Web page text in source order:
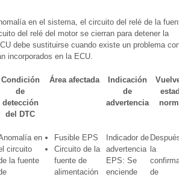
en el sistema, el circuito del relé de la fuente
del relé del motor se cierran para detener la
debe sustituirse cuando existe un problema con
incorporados en la ECU.
Condición
de
detección
del DTC
Área afectada
Indicación
de
advertencia
Vuelve
estado
normal
en
circuito
la fuente
Fusible EPS
Circuito de la
fuente de
alimentación
Indicador de
advertencia
EPS: Se
enciende
Después
la
de